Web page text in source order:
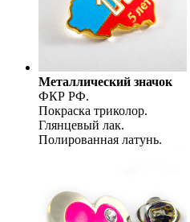
Металлический значок
ФКР РФ.
Покраска триколор.
Глянцевый лак.
Полированная латунь.